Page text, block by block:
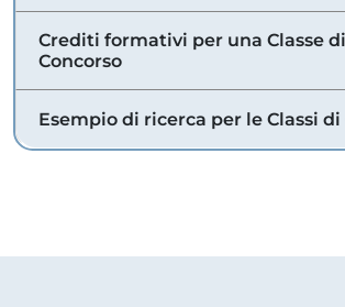
Crediti formativi per una Classe di
Concorso
Esempio di ricerca per le Classi di